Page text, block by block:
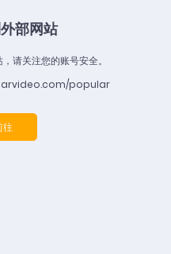
部网站
请关注您的账号安全。
popular
往